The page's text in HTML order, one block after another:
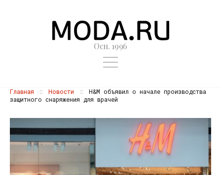
Осн. 1996
Главная Новости
H&M объявил о начале производства
защитного снаряжения для врачей